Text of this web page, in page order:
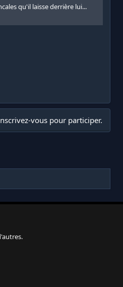
qu'il laisse derrière lui...
vous pour participer.